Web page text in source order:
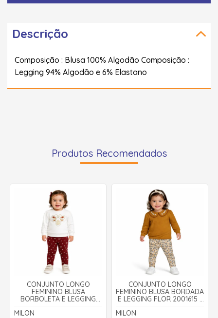
Descrição
Composição : Blusa 100% Algodão Composição :
Legging 94% Algodão e 6% Elastano
Produtos Recomendados
CONJUNTO LONGO
FEMININO BLUSA
BORBOLETA E LEGGING
2001495 - MILON
MILON
CONJUNTO LONGO
FEMININO BLUSA BORDADA
E LEGGING FLOR 2001615 -
MILON
MILON